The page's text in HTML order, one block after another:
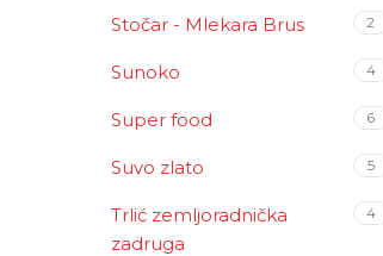
Stočar - Mlekara Brus 2
Sunoko 4
Super food 6
Suvo zlato 5
Trlić zemljoradnička
zadruga
4